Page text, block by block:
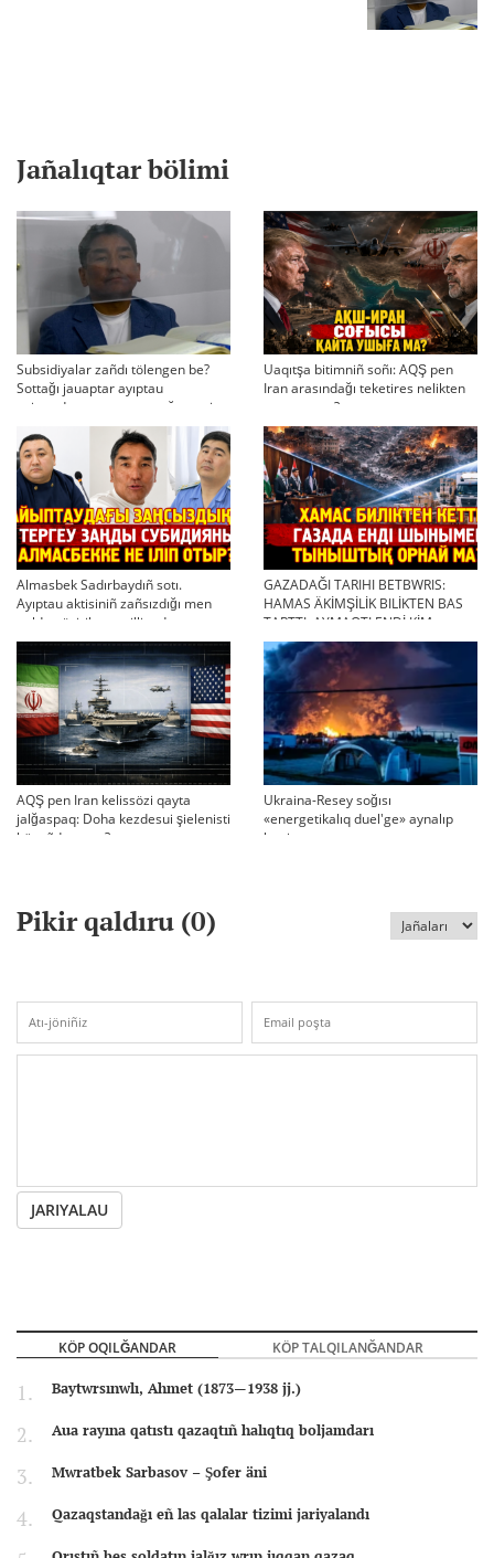
Jañalıqtar bölimi
Subsidiyalar zañdı tölengen be?
Sottağı jauaptar ayıptau
twjırımdarın qayta qarauğa negiz
bola ala ma?
Uaqıtşa bitimniñ soñı: AQŞ pen
Iran arasındağı teketires nelikten
qayta uşıqtı?
Almasbek Sadırbaydıñ sotı.
Ayıptau aktisiniñ zañsızdığı men
qoldan ösirilgen milliondar
GAZADAĞI TARIHI BETBWRIS:
HAMAS ÄKİMŞİLİK BILİKTEN BAS
TARTTI. AYMAQTI ENDİ KİM
BASQARADI?
AQŞ pen Iran kelissözi qayta
jalğaspaq: Doha kezdesui şielenisti
bäseñdete me?
Ukraina-Resey soğısı
«energetikalıq duel'ge» aynalıp
ketti
Pikir qaldıru (0)
JARIYALAU
KÖP OQILĞANDAR KÖP TALQILANĞANDAR
Baytwrsınwlı, Ahmet (1873—1938 jj.)
Aua rayına qatıstı qazaqtıñ halıqtıq boljamdarı
Mwratbek Sarbasov – Şofer äni
Qazaqstandağı eñ las qalalar tizimi jariyalandı